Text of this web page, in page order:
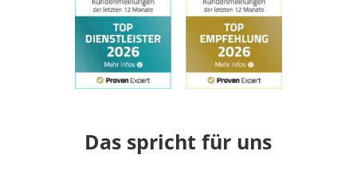
Das spricht für uns